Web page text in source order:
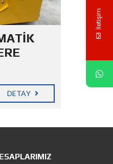
DETAY
İletişim